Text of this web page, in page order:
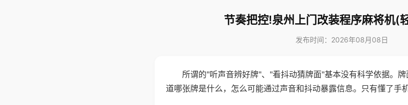
节奏把控!泉州上门改装程序麻将机(
发布时间：2026年08月08日
所谓的"听声音辨好牌"、"看抖动猜牌面"基本没有科学依据。
道哪张牌是什么，怎么可能通过声音和抖动暴露信息。只有懂了手